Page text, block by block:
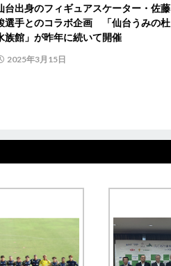
台出身のフィギュアスケーター・佐藤
選手とのコラボ企画 「仙台うみの杜
族館」が昨年に続いて開催
2025年3月15日